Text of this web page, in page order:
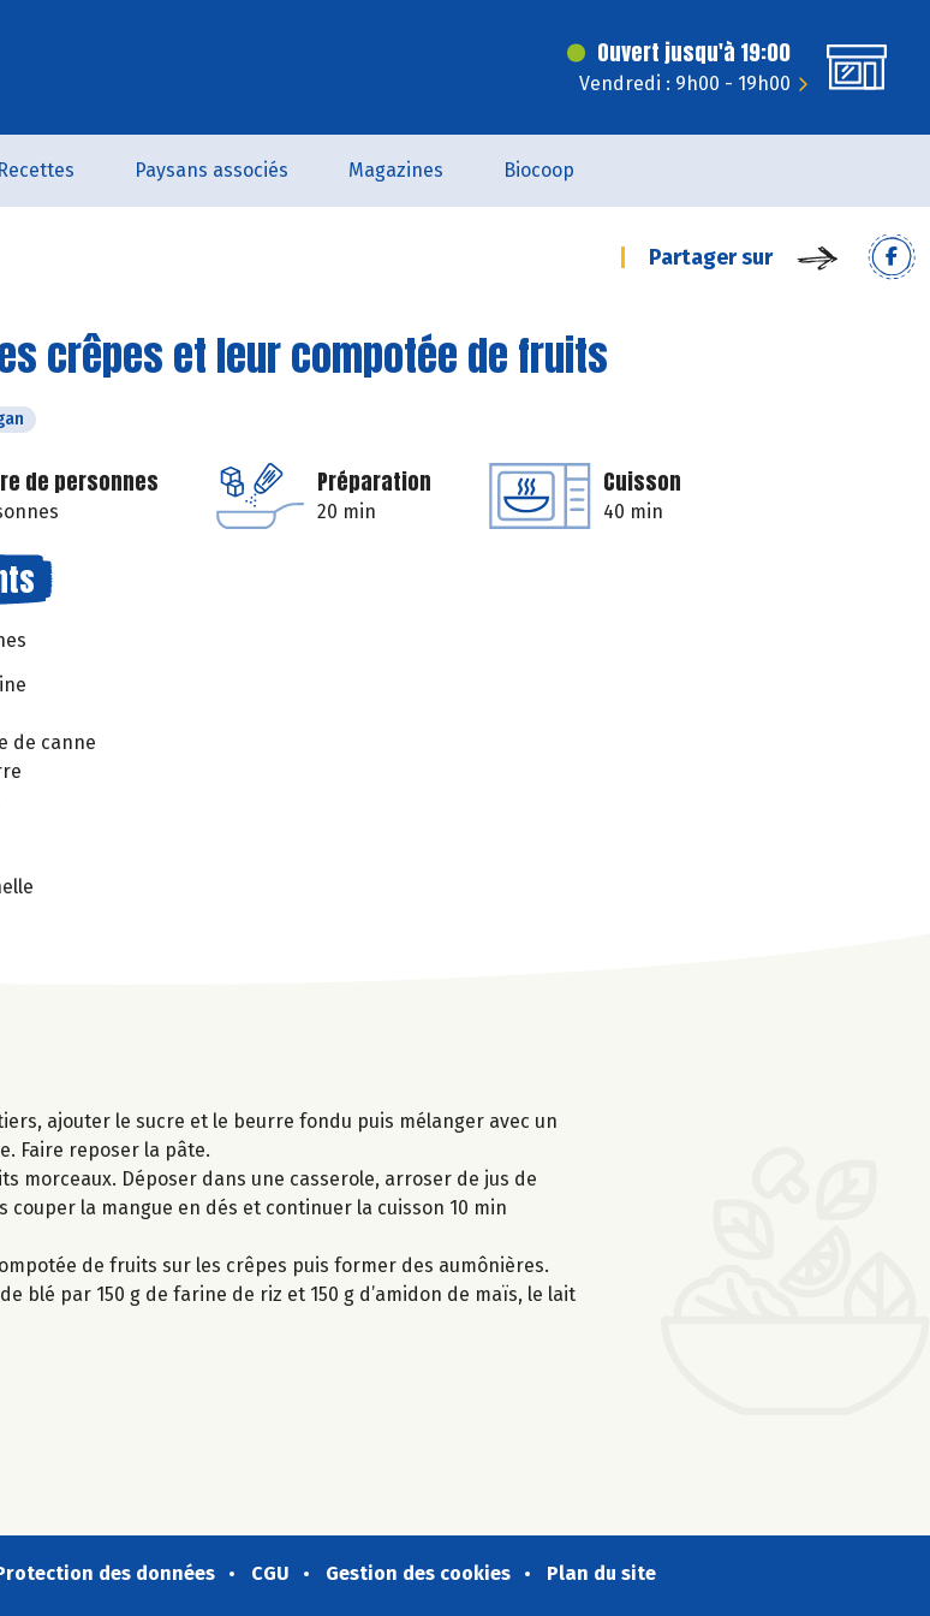
Ouvert jusqu'à 19:00
Vendredi : 9h00 - 19h00
Recettes Paysans associés Magazines Biocoop
Partager sur
crêpes et leur compotée de fruits
de personnes Préparation
20 min
Cuisson
40 min
de canne
ajouter le sucre et le beurre fondu puis mélanger avec un
Faire reposer la pâte.
morceaux. Déposer dans une casserole, arroser de jus de
la mangue en dés et continuer la cuisson 10 min
de fruits sur les crêpes puis former des aumônières.
blé par 150 g de farine de riz et 150 g d’amidon de maïs, le lait
des données CGU Gestion des cookies Plan du site